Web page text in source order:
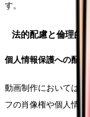
す。
法的配慮と倫理的観
個人情報保護への配慮
動画制作においては
フの肖像権や個人情